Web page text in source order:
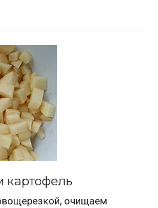
картофель
очищаем